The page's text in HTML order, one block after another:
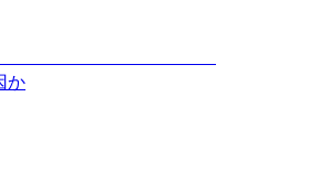
ヒワ♂
か